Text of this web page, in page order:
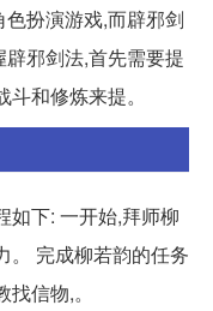
色扮演游戏,而辟邪剑
邪剑法,首先需要提
和修炼来提。
如下: 一开始,拜师柳
。 完成柳若韵的任务
信物,。